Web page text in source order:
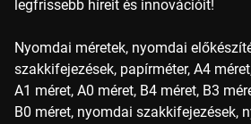
legfrissebb híreit és innovációit!
Nyomdai méretek, nyomdai
szakkifejezések, papírméter, A4
A1 méret, A0 méret, B4 méret, B3
B0 méret, nyomdai szakkifejezések,